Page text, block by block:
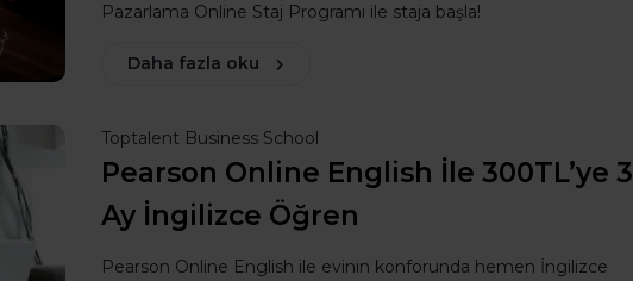
Pazarlama Online Staj Programı ile staja başla!
Daha fazla oku
Toptalent Business School
Pearson Online English İle 300TL’ye 3
Ay İngilizce Öğren
Pearson Online English ile evinin konforunda hemen İngilizce